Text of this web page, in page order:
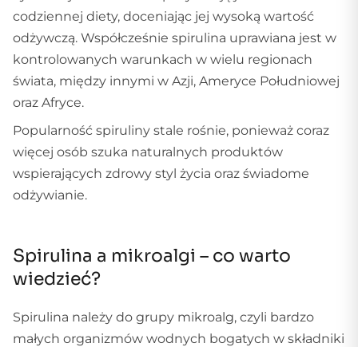
codziennej diety, doceniając jej wysoką wartość
odżywczą. Współcześnie spirulina uprawiana jest w
kontrolowanych warunkach w wielu regionach
świata, między innymi w Azji, Ameryce Południowej
oraz Afryce.
Popularność spiruliny stale rośnie, ponieważ coraz
więcej osób szuka naturalnych produktów
wspierających zdrowy styl życia oraz świadome
odżywianie.
Spirulina a mikroalgi – co warto
wiedzieć?
Spirulina należy do grupy mikroalg, czyli bardzo
małych organizmów wodnych bogatych w składniki